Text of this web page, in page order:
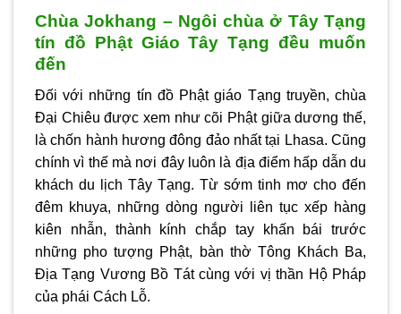
Chùa Jokhang – Ngôi chùa ở Tây Tạng
tín đồ Phật Giáo Tây Tạng đều muốn
đến
Đối với những tín đồ Phật giáo Tạng truyền, chùa
Đại Chiêu được xem như cõi Phật giữa dương thế,
là chốn hành hương đông đảo nhất tại Lhasa. Cũng
chính vì thế mà nơi đây luôn là địa điểm hấp dẫn du
khách du lịch Tây Tạng. Từ sớm tinh mơ cho đến
đêm khuya, những dòng người liên tục xếp hàng
kiên nhẫn, thành kính chắp tay khấn bái trước
những pho tượng Phật, bàn thờ Tông Khách Ba,
Địa Tạng Vương Bồ Tát cùng với vị thần Hộ Pháp
của phái Cách Lỗ.